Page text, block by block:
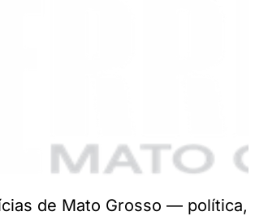
de Mato Grosso — política,